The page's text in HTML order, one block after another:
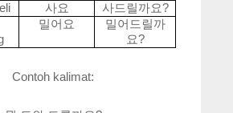
사요 사드릴까요?
밀어요
밀어드릴까
요?
Contoh kalimat: